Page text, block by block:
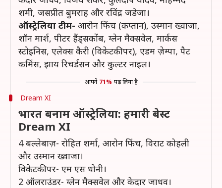
शमी, जसप्रीत बुमराह और रविंद्र जडेजा।
ऑस्ट्रेलिया टीम- आरोन फिंच (कप्तान), उस्मान ख्वाजा,
शॉन मार्श, पीटर हैंड्सकोंब, ग्लेन मैक्सवेल, मार्कस
स्टोइनिस, एलेक्स कैरी (विकेटकीपर), एडम ज़ेम्पा, पैट
कमिंस, झाय रिचर्डसन और कुल्टर नाइल।
आपने 71% पढ़ लिया है
Dream XI
भारत बनाम ऑस्ट्रेलिया: हमारी बेस्ट
Dream XI
4 बल्लेबाज़- रोहित शर्मा, आरोन फिंच, विराट कोहली
और उस्मान ख्वाजा।
विकेटकीपर- एम एस धोनी।
2 ऑलराउंडर- ग्लेन मैक्सवेल और केदार जाधव।